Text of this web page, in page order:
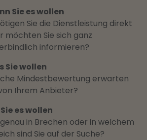
Sie es wollen
Sie die Dienstleistung direkt
möchten Sie sich ganz
informieren?
Sie wollen
Mindestbewertung erwarten
Ihrem Anbieter?
es wollen
in Brechen oder in welchem
sind Sie auf der Suche?